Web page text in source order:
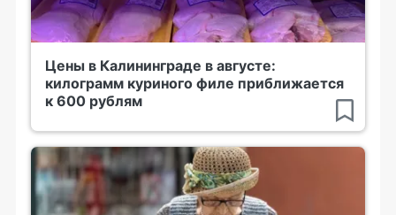
Цены в Калининграде в августе:
килограмм куриного филе приближается
к 600 рублям